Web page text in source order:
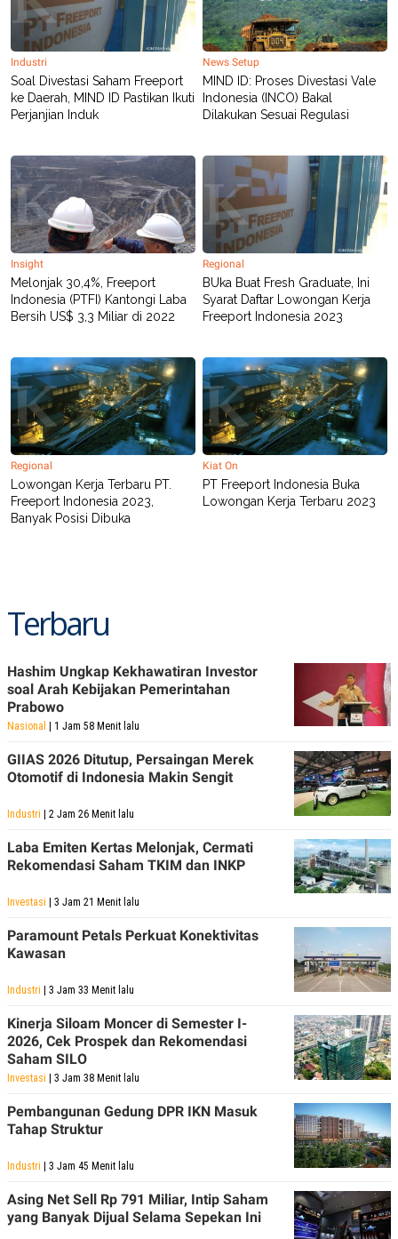
Industri
Soal Divestasi Saham Freeport
ke Daerah, MIND ID Pastikan Ikuti
Perjanjian Induk
News Setup
MIND ID: Proses Divestasi Vale
Indonesia (INCO) Bakal
Dilakukan Sesuai Regulasi
Insight
Melonjak 30,4%, Freeport
Indonesia (PTFI) Kantongi Laba
Bersih US$ 3,3 Miliar di 2022
Regional
BUka Buat Fresh Graduate, Ini
Syarat Daftar Lowongan Kerja
Freeport Indonesia 2023
Regional
Lowongan Kerja Terbaru PT.
Freeport Indonesia 2023,
Banyak Posisi Dibuka
Kiat On
PT Freeport Indonesia Buka
Lowongan Kerja Terbaru 2023
Terbaru
Hashim Ungkap Kekhawatiran Investor
soal Arah Kebijakan Pemerintahan
Prabowo
Nasional | 1 Jam 58 Menit lalu
GIIAS 2026 Ditutup, Persaingan Merek
Otomotif di Indonesia Makin Sengit
Industri | 2 Jam 26 Menit lalu
Laba Emiten Kertas Melonjak, Cermati
Rekomendasi Saham TKIM dan INKP
Investasi | 3 Jam 21 Menit lalu
Paramount Petals Perkuat Konektivitas
Kawasan
Industri | 3 Jam 33 Menit lalu
Kinerja Siloam Moncer di Semester I-
2026, Cek Prospek dan Rekomendasi
Saham SILO
Investasi | 3 Jam 38 Menit lalu
Pembangunan Gedung DPR IKN Masuk
Tahap Struktur
Industri | 3 Jam 45 Menit lalu
Asing Net Sell Rp 791 Miliar, Intip Saham
yang Banyak Dijual Selama Sepekan Ini